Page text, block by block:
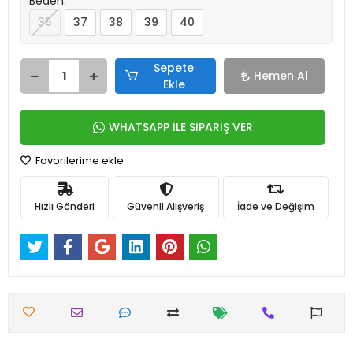
36
37 38 39 40
Sepete
Ekle
Hemen Al
WHATSAPP İLE SİPARİŞ VER
Favorilerime ekle
Hızlı Gönderi Güvenli Alışveriş İade ve Değişim